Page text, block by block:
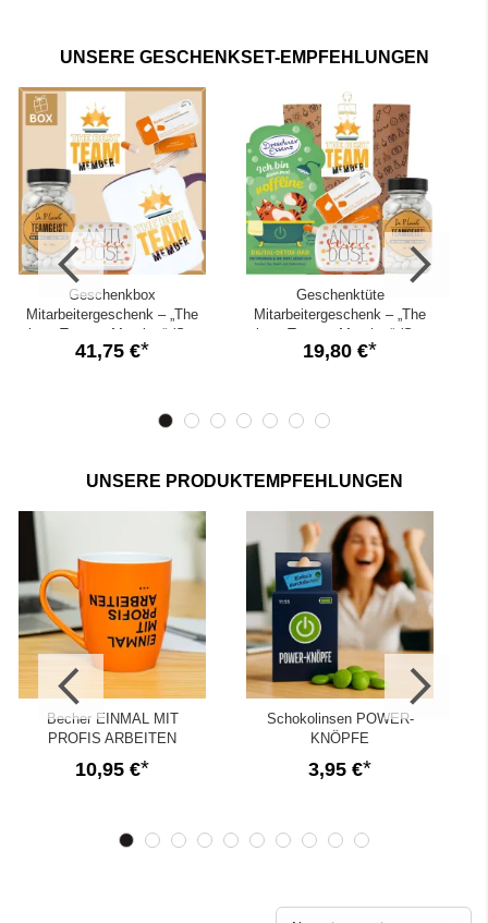
Firmenlogorealisierbar
✓Auf Wunsch organisieren wir einen personalisierten Versand
direkt an deine Kolleg:innen
UNSERE GESCHENKSET-EMPFEHLUNGEN
Geschenkbox
Mitarbeitergeschenk – „The
best Team – Member“ (Set
6)
41,75 €
Geschenktüte
Mitarbeitergeschenk – „The
best Team – Member“ (Set
7)
19,80 €
UNSERE PRODUKTEMPFEHLUNGEN
Becher EINMAL MIT
PROFIS ARBEITEN
10,95 €
Schokolinsen POWER-
KNÖPFE
3,95 €